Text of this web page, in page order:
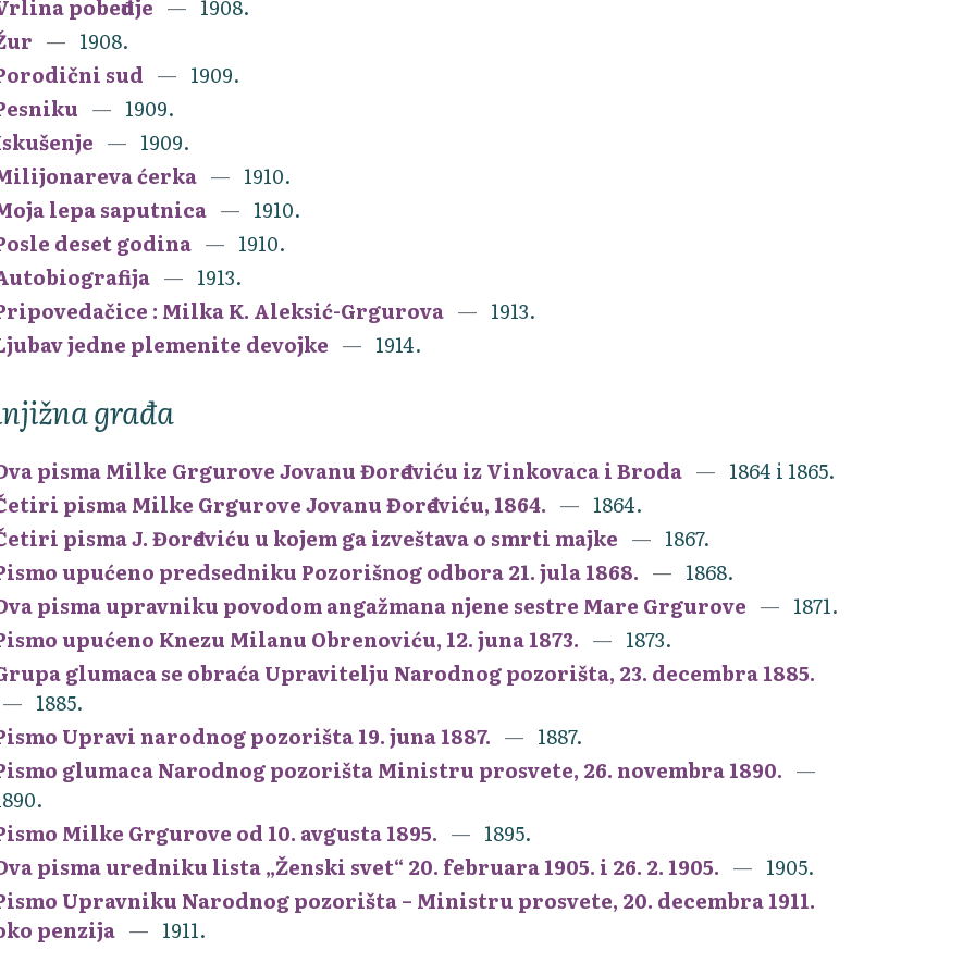
pobeđuje
1908.
1908.
sud
1909.
1909.
1909.
ćerka
1910.
lepa saputnica
1910.
deset godina
1910.
1913.
: Milka K. Aleksić-Grgurova
1913.
jedne plemenite devojke
1914.
građa
pisma Milke Grgurove Jovanu Đorđeviću iz Vinkovaca i Broda
1864 i 1865.
pisma Milke Grgurove Jovanu Đorđeviću, 1864.
1864.
pisma J. Đorđeviću u kojem ga izveštava o smrti majke
1867.
upućeno predsedniku Pozorišnog odbora 21. jula 1868.
1868.
pisma upravniku povodom angažmana njene sestre Mare Grgurove
1871.
upućeno Knezu Milanu Obrenoviću, 12. juna 1873.
1873.
glumaca se obraća Upravitelju Narodnog pozorišta, 23. decembra 1885.
1885.
Upravi narodnog pozorišta 19. juna 1887.
1887.
glumaca Narodnog pozorišta Ministru prosvete, 26. novembra 1890.
Milke Grgurove od 10. avgusta 1895.
1895.
pisma uredniku lista „Ženski svet“ 20. februara 1905. i 26. 2. 1905.
1905.
Upravniku Narodnog pozorišta – Ministru prosvete, 20. decembra 1911.
penzija
1911.